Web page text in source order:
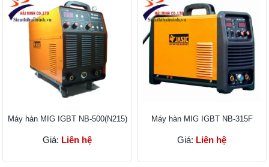
Máy hàn MIG IGBT NB-500(N215)
Giá: Liên hệ
Máy hàn MIG IGBT NB-315F
Giá: Liên hệ